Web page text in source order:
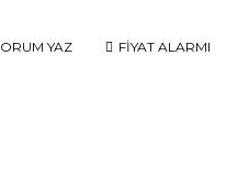
YAZ FİYAT ALARMI